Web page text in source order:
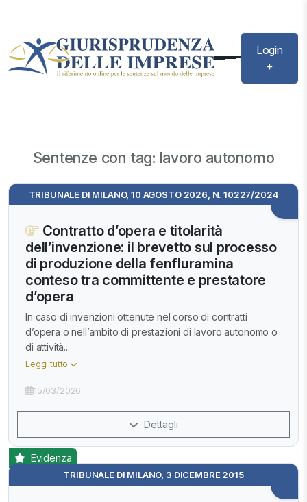
Login
+
Sentenze con tag: lavoro autonomo
TRIBUNALE DI MILANO, 10 AGOSTO 2026, N. 10227/2024
Contratto d’opera e titolarità
dell’invenzione: il brevetto sul processo
di produzione della fenfluramina
conteso tra committente e prestatore
d’opera
In caso di invenzioni ottenute nel corso di contratti
d’opera o nell’ambito di prestazioni di lavoro autonomo o
di attività...
Leggi tutto
15/03/2026
Dettagli
TRIBUNALE DI MILANO, 3 DICEMBRE 2015
Evidenza